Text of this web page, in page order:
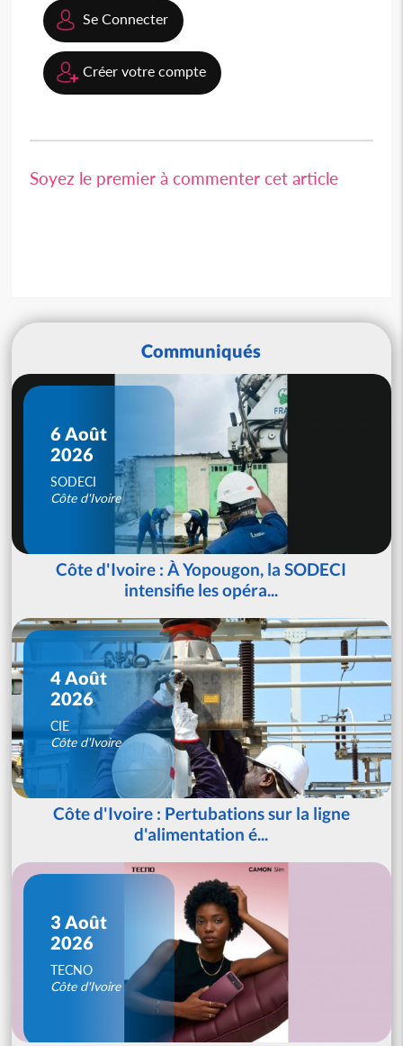
Se Connecter
Créer votre compte
Soyez le premier à commenter cet article
Communiqués
6 Août
2026
SODECI
Côte d'Ivoire
Côte d'Ivoire : À Yopougon, la SODECI
intensifie les opéra...
4 Août
2026
CIE
Côte d'Ivoire
Côte d'Ivoire : Pertubations sur la ligne
d'alimentation é...
3 Août
2026
TECNO
Côte d'Ivoire